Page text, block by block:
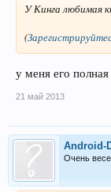
У Кинга любимая
(
у меня его
21 май 2013
Android-
Очень